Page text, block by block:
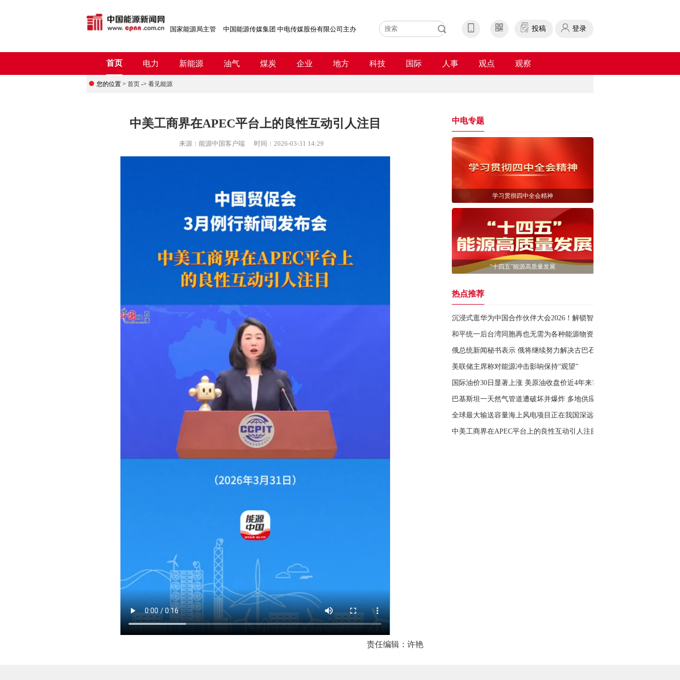
国家能源局主管 中国能源传媒集团 中电传媒股份有限公司主办 投稿 登录
首页 电力 新能源 油气 煤炭 企业 地方 科技 国际 人事 观点 观察
您的位置 > 首页 -> 看见能源
中美工商界在APEC平台上的良性互动引人注目
来源： 能源中国客户端 时间： 2026-03-31 14:29
责任编辑：许艳
中电专题
学习贯彻四中全会精神
“十四五”能源高质量发展
热点推荐
沉浸式逛华为中国合作伙伴大会2026！解锁智慧电力黑科技！
和平统一后台湾同胞再也无需为各种能源物资短缺而焦虑
俄总统新闻秘书表示 俄将继续努力解决古巴石油供应问题
美联储主席称对能源冲击影响保持“观望”
国际油价30日显著上涨 美原油收盘价近4年来首次突破100美元
巴基斯坦一天然气管道遭破坏并爆炸 多地供应中断
全球最大输送容量海上风电项目正在我国深远海紧张进行
中美工商界在APEC平台上的良性互动引人注目